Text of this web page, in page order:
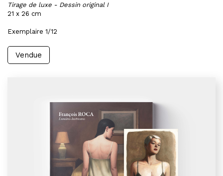
Tirage de luxe - Dessin original I
21 x 26 cm
Exemplaire 1/12
Vendue